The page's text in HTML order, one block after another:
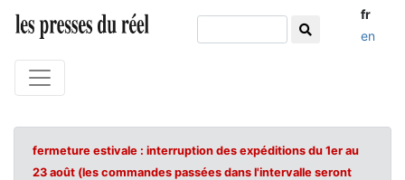
fr
en
fermeture estivale : interruption des expéditions du 1er au
23 août (les commandes passées dans l'intervalle seront